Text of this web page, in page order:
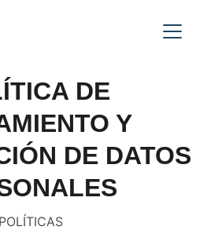
DE
Y
DE DATOS
POLÍTICAS